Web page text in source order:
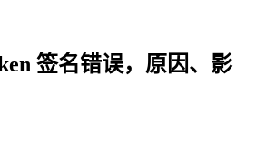
签名错误，原因、影